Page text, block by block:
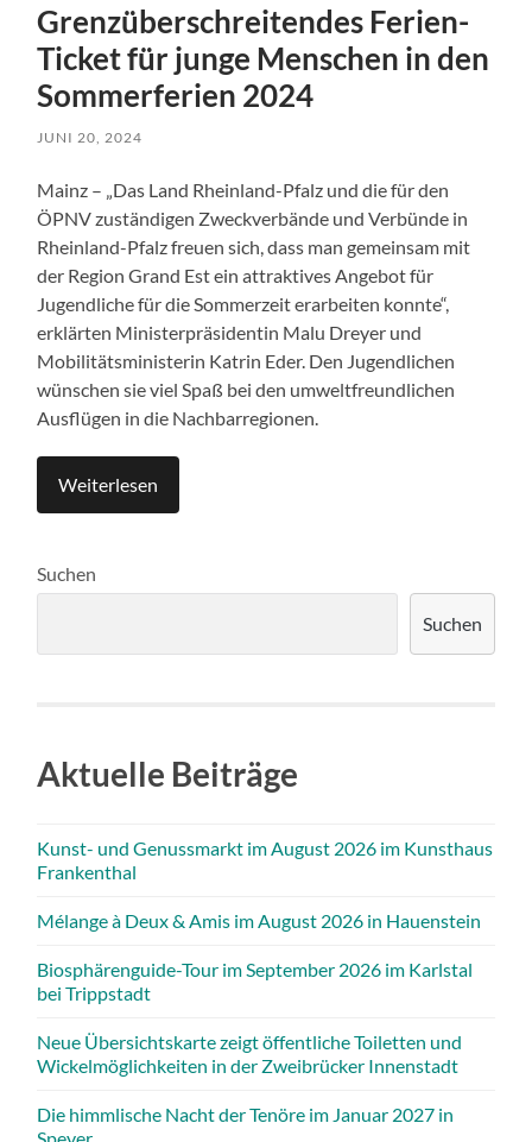
Grenzüberschreitendes Ferien-
Ticket für junge Menschen in den
Sommerferien 2024
JUNI 20, 2024
Mainz – „Das Land Rheinland-Pfalz und die für den
ÖPNV zuständigen Zweckverbände und Verbünde in
Rheinland-Pfalz freuen sich, dass man gemeinsam mit
der Region Grand Est ein attraktives Angebot für
Jugendliche für die Sommerzeit erarbeiten konnte“,
erklärten Ministerpräsidentin Malu Dreyer und
Mobilitätsministerin Katrin Eder. Den Jugendlichen
wünschen sie viel Spaß bei den umweltfreundlichen
Ausflügen in die Nachbarregionen.
Weiterlesen
Suchen
Suchen
Aktuelle Beiträge
Kunst- und Genussmarkt im August 2026 im Kunsthaus
Frankenthal
Mélange à Deux & Amis im August 2026 in Hauenstein
Biosphärenguide-Tour im September 2026 im Karlstal
bei Trippstadt
Neue Übersichtskarte zeigt öffentliche Toiletten und
Wickelmöglichkeiten in der Zweibrücker Innenstadt
Die himmlische Nacht der Tenöre im Januar 2027 in
Speyer